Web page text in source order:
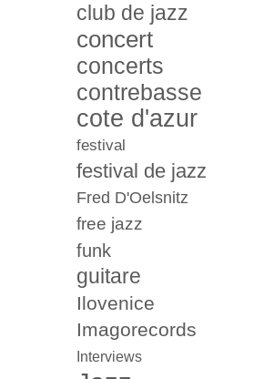
club de jazz
concert
concerts
contrebasse
cote d'azur
festival
festival de jazz
Fred D'Oelsnitz
free jazz
funk
guitare
Ilovenice
Imagorecords
Interviews